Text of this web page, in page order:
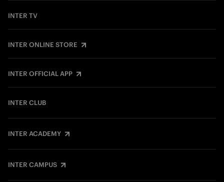
INTER TV
INTER ONLINE STORE
INTER OFFICIAL APP
INTER CLUB
INTER ACADEMY
INTER CAMPUS